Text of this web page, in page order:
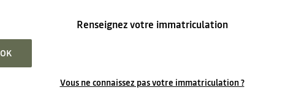
Renseignez votre immatriculation
OK
Vous ne connaissez pas votre immatriculation ?